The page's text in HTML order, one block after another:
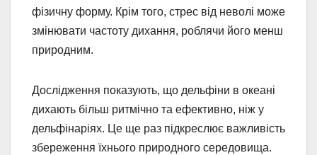
фізичну форму. Крім того, стрес від неволі може
змінювати частоту дихання, роблячи його менш
природним.
Дослідження показують, що дельфіни в океані
дихають більш ритмічно та ефективно, ніж у
дельфінаріях. Це ще раз підкреслює важливість
збереження їхнього природного середовища.